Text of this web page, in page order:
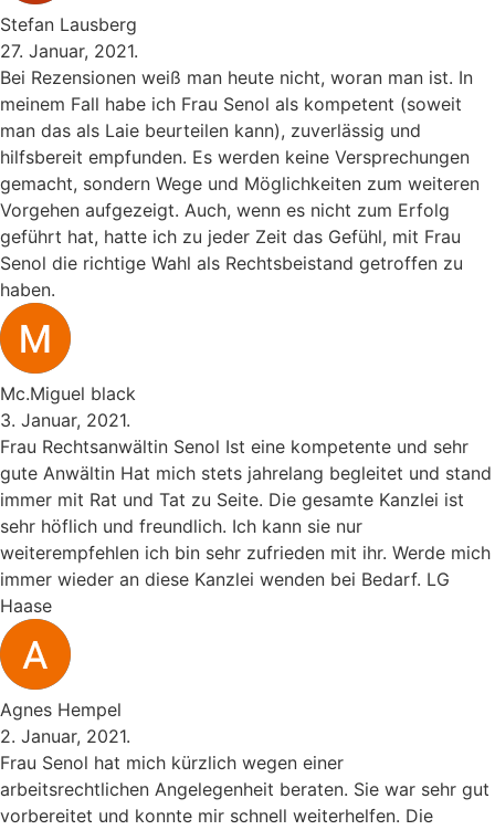
Stefan Lausberg
27. Januar, 2021.
Bei Rezensionen weiß man heute nicht, woran man ist. In
meinem Fall habe ich Frau Senol als kompetent (soweit
man das als Laie beurteilen kann), zuverlässig und
hilfsbereit empfunden. Es werden keine Versprechungen
gemacht, sondern Wege und Möglichkeiten zum weiteren
Vorgehen aufgezeigt. Auch, wenn es nicht zum Erfolg
geführt hat, hatte ich zu jeder Zeit das Gefühl, mit Frau
Senol die richtige Wahl als Rechtsbeistand getroffen zu
haben.
Mc.Miguel black
3. Januar, 2021.
Frau Rechtsanwältin Senol Ist eine kompetente und sehr
gute Anwältin Hat mich stets jahrelang begleitet und stand
immer mit Rat und Tat zu Seite. Die gesamte Kanzlei ist
sehr höflich und freundlich. Ich kann sie nur
weiterempfehlen ich bin sehr zufrieden mit ihr. Werde mich
immer wieder an diese Kanzlei wenden bei Bedarf. LG
Haase
Agnes Hempel
2. Januar, 2021.
Frau Senol hat mich kürzlich wegen einer
arbeitsrechtlichen Angelegenheit beraten. Sie war sehr gut
vorbereitet und konnte mir schnell weiterhelfen. Die